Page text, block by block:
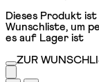
Dieses Produkt
Wunschliste, um
es auf Lager ist
ZUR